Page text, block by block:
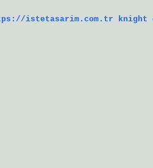
istetasarim.com.tr knight